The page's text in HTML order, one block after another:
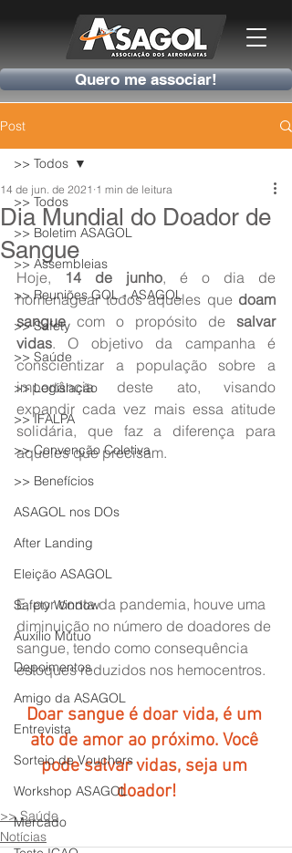
Quero me associar!
Post
>> Todos
>> Boletim ASAGOL
>> Assembleias
>> Reuniões GOL - ASAGOL
>> Safety
>> Saúde
>> Legislação
>> IFALPA
>> Convenção Coletiva
>> Benefícios
ASAGOL nos DOs
After Landing
Eleição ASAGOL
Safety Window
Auxílio Mútuo
Depoimentos
Amigo da ASAGOL
Entrevista
Sorteio de Vouchers
Workshop ASAGOL
Mercado
>> Todos
Dia Mundial do Doador de
Sangue
14 de jun. de 2021 1 min de leitura
Hoje, 14 de junho, é o dia de
homenagear todos aqueles que doam
sangue com o propósito de salvar
vidas. O objetivo da campanha é
conscientizar a população sobre a
importância deste ato, visando
expandir cada vez mais essa atitude
solidária, que faz a diferença para
aqueles que precisam.
E, por conta da pandemia, houve uma
diminuição no número de doadores de
sangue, tendo como consequência
estoques reduzidos nos hemocentros.
Doar sangue é doar vida, é um
ato de amor ao próximo. Você
pode salvar vidas, seja um
doador!
>> Saúde
Notícias